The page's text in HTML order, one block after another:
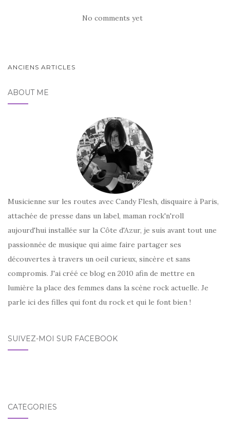
No comments yet
PAGINATION
ARTICLES
ANCIENS ARTICLES
ABOUT ME
Musicienne sur les routes avec Candy Flesh, disquaire à Paris,
attachée de presse dans un label, maman rock'n'roll
aujourd'hui installée sur la Côte d'Azur, je suis avant tout une
passionnée de musique qui aime faire partager ses
découvertes à travers un oeil curieux, sincère et sans
compromis. J'ai créé ce blog en 2010 afin de mettre en
lumière la place des femmes dans la scène rock actuelle. Je
parle ici des filles qui font du rock et qui le font bien !
SUIVEZ-MOI SUR FACEBOOK
CATÉGORIES